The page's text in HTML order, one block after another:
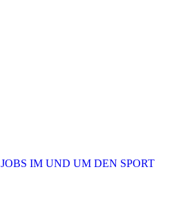
JOBS IM UND UM DEN SPORT